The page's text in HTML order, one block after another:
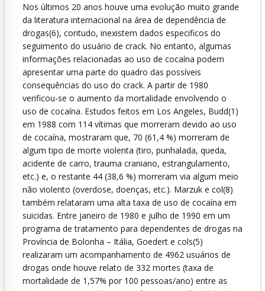
Nos últimos 20 anos houve uma evolução muito grande
da literatura internacional na área de dependência de
drogas(6), contudo, inexistem dados especificos do
seguimento do usuário de crack. No entanto, algumas
informações relacionadas ao uso de cocaína podem
apresentar uma parte do quadro das possíveis
consequências do uso do crack. A partir de 1980
verificou-se o aumento da mortalidade envolvendo o
uso de cocaína. Estudos feitos em Los Angeles, Budd(1)
em 1988 com 114 vítimas que morreram devido ao uso
de cocaína, mostraram que, 70 (61,4 %) morreram de
algum tipo de morte violenta (tiro, punhalada, queda,
acidente de carro, trauma craniano, estrangulamento,
etc.) e, o restante 44 (38,6 %) morreram via algum meio
não violento (overdose, doenças, etc.). Marzuk e col(8)
também relataram uma alta taxa de uso de cocaína em
suicidas. Entre janeiro de 1980 e julho de 1990 em um
programa de tratamento para dependentes de drogas na
Província de Bolonha – Itália, Goedert e cols(5)
realizaram um acompanhamento de 4962 usuários de
drogas onde houve relato de 332 mortes (taxa de
mortalidade de 1,57% por 100 pessoas/ano) entre as